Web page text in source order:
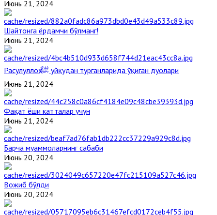
Июнь 21, 2024
Шайтонга ёрдамчи бўлманг!
Июнь 21, 2024
Расулуллоҳ ﷺ уйқудан турганларида ўқиган дуолари
Июнь 21, 2024
Фақат ёши катталар учун
Июнь 21, 2024
Барча муаммоларнинг сабаби
Июнь 20, 2024
Вожиб бўлди
Июнь 20, 2024